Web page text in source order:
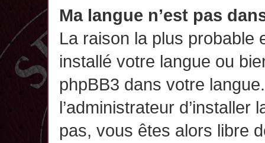
Ma langue n’est pas
La raison la plus probable
installé votre langue ou
phpBB3 dans votre
l’administrateur d’installer
pas, vous êtes alors libre